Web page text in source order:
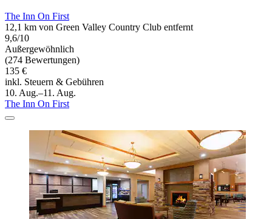
The Inn On First
12,1 km von Green Valley Country Club entfernt
9,6/10
Außergewöhnlich
(274 Bewertungen)
135 €
inkl. Steuern & Gebühren
10. Aug.–11. Aug.
The Inn On First